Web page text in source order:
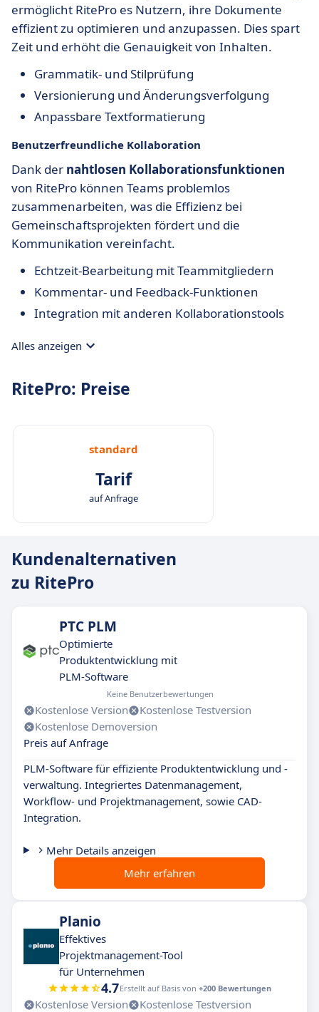
ermöglicht RitePro es Nutzern, ihre Dokumente
effizient zu optimieren und anzupassen. Dies spart
Zeit und erhöht die Genauigkeit von Inhalten.
Grammatik- und Stilprüfung
Versionierung und Änderungsverfolgung
Anpassbare Textformatierung
Benutzerfreundliche Kollaboration
Dank der nahtlosen Kollaborationsfunktionen
von RitePro können Teams problemlos
zusammenarbeiten, was die Effizienz bei
Gemeinschaftsprojekten fördert und die
Kommunikation vereinfacht.
Echtzeit-Bearbeitung mit Teammitgliedern
Kommentar- und Feedback-Funktionen
Integration mit anderen Kollaborationstools
Alles anzeigen
RitePro: Preise
standard
Tarif
auf Anfrage
Kundenalternativen
zu RitePro
PTC PLM
Optimierte
Produktentwicklung mit
PLM-Software
Keine Benutzerbewertungen
Kostenlose Version
Kostenlose Testversion
Kostenlose Demoversion
Preis auf Anfrage
PLM-Software für effiziente Produktentwicklung und -
verwaltung. Integriertes Datenmanagement,
Workflow- und Projektmanagement, sowie CAD-
Integration.
Mehr Details anzeigen
Mehr erfahren
Planio
Effektives
Projektmanagement-Tool
für Unternehmen
4.7Erstellt auf Basis von +200 Bewertungen
Kostenlose Version
Kostenlose Testversion